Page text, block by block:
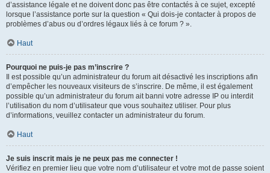
d’assistance légale et ne doivent donc pas être contactés à ce sujet, excepté
lorsque l’assistance porte sur la question « Qui dois-je contacter à propos de
problèmes d’abus ou d’ordres légaux liés à ce forum ? ».
Haut
Pourquoi ne puis-je pas m’inscrire ?
Il est possible qu’un administrateur du forum ait désactivé les inscriptions afin
d’empêcher les nouveaux visiteurs de s’inscrire. De même, il est également
possible qu’un administrateur du forum ait banni votre adresse IP ou interdit
l’utilisation du nom d’utilisateur que vous souhaitez utiliser. Pour plus
d’informations, veuillez contacter un administrateur du forum.
Haut
Je suis inscrit mais je ne peux pas me connecter !
Vérifiez en premier lieu que votre nom d’utilisateur et votre mot de passe soient